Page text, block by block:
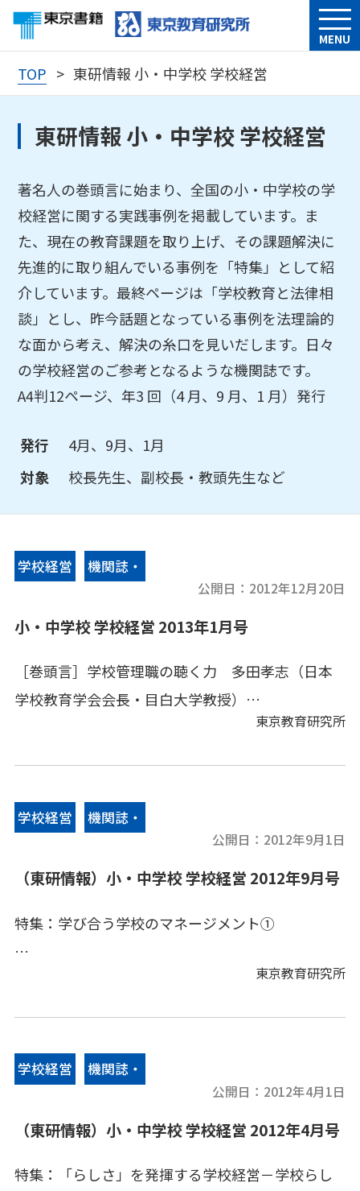
MENU
TOP 東研情報 小・中学校 学校経営
東研情報 小・中学校 学校経営
著名人の巻頭言に始まり、全国の小・中学校の学
校経営に関する実践事例を掲載しています。ま
た、現在の教育課題を取り上げ、その課題解決に
先進的に取り組んでいる事例を「特集」として紹
介しています。最終ページは「学校教育と法律相
談」とし、昨今話題となっている事例を法理論的
な面から考え、解決の糸口を見いだします。日々
の学校経営のご参考となるような機関誌です。
A4判12ページ、年3 回（4 月、9 月、1 月）発行
発行
4月、9月、1月
対象
校長先生、副校長・教頭先生など
学校経営
機関誌・
公開日： 2012年12月20日
小・中学校 学校経営 2013年1月号
［巻頭言］学校管理職の聴く力 多田孝志（日本
学校教育学会会長・目白大学教授）
[小学校]実践事例(1) 若手が増加する大規模校に
[小学校]実践事例(2) 一貫性のある学校へ－ チー
[中学校]実践事例(1) 逆境のメリット～校舎改築
[中学校]実践事例(2) 学び合う学校
[ICT利活用NOW] ＩＣＴ機器の有効活用を目指し
（東研ウインド－） 教育情報誌『Edu News』改
東京教育研究所
学校経営
機関誌・
公開日： 2012年9月1日
（東研情報）小・中学校 学校経営 2012年9月号
特集：学び合う学校のマネージメント①
［巻頭言］ 「はやぶさ」の危機管理に想う
[小学校]実践事例(2) 自由、闊達、夢学校～学び
のある学校～
[中学校]実践事例(1) 地域に貢献する資質と態度
東京教育研究所
学校経営
機関誌・
公開日： 2012年4月1日
（東研情報）小・中学校 学校経営 2012年4月号
特集：「らしさ」を発揮する学校経営－学校らし